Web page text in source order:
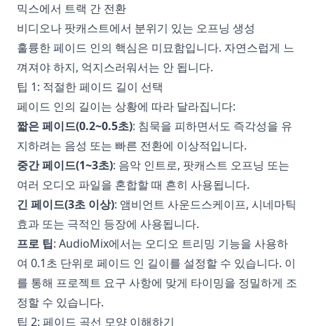
믹스에서 트랙 간 전환
비디오나 팟캐스트에서 분위기 있는 오프닝 생성
훌륭한 페이드 인의 핵심은 미묘함입니다. 자연스럽게 느
껴져야 하지, 억지스러워서는 안 됩니다.
팁 1: 적절한 페이드 길이 선택
페이드 인의 길이는 상황에 따라 달라집니다:
짧은 페이드(0.2~0.5초): 침묵을 피하면서도 즉각성을 유
지하려는 음성 또는 빠른 전환에 이상적입니다.
중간 페이드(1~3초): 음악 인트로, 팟캐스트 오프닝 또는
여러 오디오 파일을 혼합할 때 흔히 사용됩니다.
긴 페이드(3초 이상): 앰비언트 사운드스케이프, 시네마틱
효과 또는 극적인 등장에 사용됩니다.
프로 팁: AudioMix에서는 오디오 트리밍 기능을 사용하
여 0.1초 단위로 페이드 인 길이를 설정할 수 있습니다. 이
를 통해 프로젝트 요구 사항에 맞게 타이밍을 정밀하게 조
정할 수 있습니다.
팁 2: 페이드 곡선 모양 이해하기